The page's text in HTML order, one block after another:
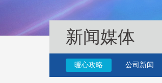
新闻媒体
暖心攻略 公司新闻